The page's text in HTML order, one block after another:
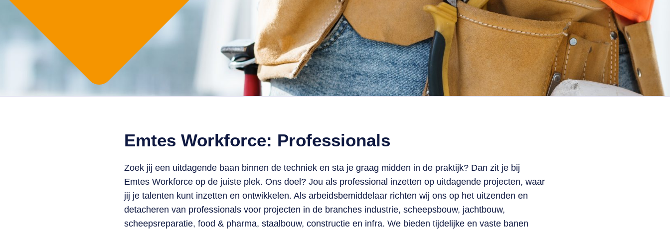
Emtes Workforce: Professionals
Zoek jij een uitdagende baan binnen de techniek en sta je graag midden in de praktijk? Dan zit je bij
Emtes Workforce op de juiste plek. Ons doel? Jou als professional inzetten op uitdagende projecten, waar
jij je talenten kunt inzetten en ontwikkelen. Als arbeidsbemiddelaar richten wij ons op het uitzenden en
detacheren van professionals voor projecten in de branches industrie, scheepsbouw, jachtbouw,
scheepsreparatie, food & pharma, staalbouw, constructie en infra. We bieden tijdelijke en vaste banen